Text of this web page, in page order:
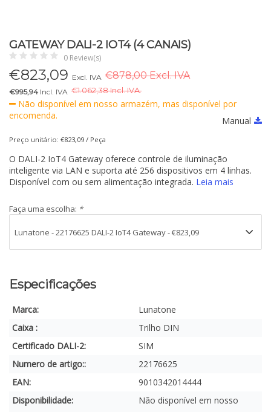
GATEWAY DALI-2 IOT4 (4 CANAIS)
0 Review(s)
€823,09 Excl. IVA €878,00 Excl. IVA
€995,94 Incl. IVA €1.062,38 Incl. IVA.
Não disponível em nosso armazém, mas disponível por
encomenda.
Manual
Preço unitário: €823,09 / Peça
O DALI-2 IoT4 Gateway oferece controle de iluminação
inteligente via LAN e suporta até 256 dispositivos em 4 linhas.
Disponível com ou sem alimentação integrada. Leia mais
Faça uma escolha: *
Especificações
Marca:
Lunatone
Caixa :
Trilho DIN
Certificado DALI-2:
SIM
Numero de artigo::
22176625
EAN:
9010342014444
Disponibilidade:
Não disponível em nosso